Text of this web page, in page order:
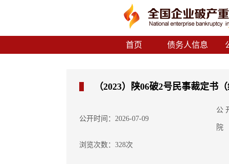
首页 债务人信息
（2023）陕06破2号民事裁定书
公开时间：2026-07-09
公
院
浏览次数：328次